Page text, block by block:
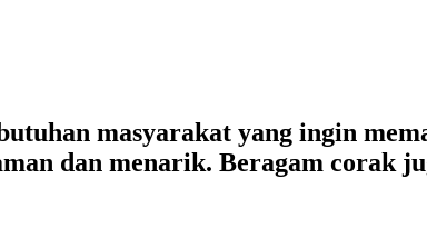
masyarakat yang ingin
dan menarik. Beragam corak